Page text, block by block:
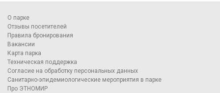
О парке
Отзывы посетителей
Правила бронирования
Вакансии
Карта парка
Техническая поддержка
Согласие на обработку персональных данных
Санитарно-эпидемиологические мероприятия в парке
Про ЭТНОМИР